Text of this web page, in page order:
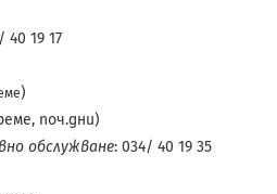
40 19 17
)
поч.дни)
обслужване: 034/ 40 19 35